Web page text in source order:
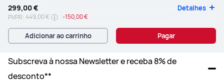
299,00 € Detalhes
PVPR: 449,00 € -150,00 €
Adicionar ao carrinho Pagar
Subscreva à nossa Newsletter e receba 8% de
desconto**